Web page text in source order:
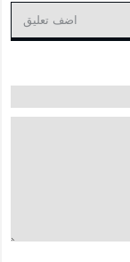
اضف تعليق